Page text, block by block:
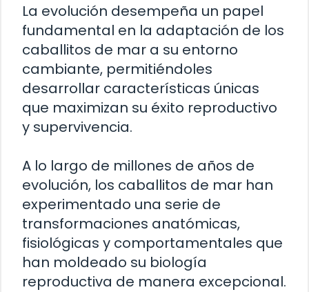
La evolución desempeña un papel
fundamental en la adaptación de los
caballitos de mar a su entorno
cambiante, permitiéndoles
desarrollar características únicas
que maximizan su éxito reproductivo
y supervivencia.
A lo largo de millones de años de
evolución, los caballitos de mar han
experimentado una serie de
transformaciones anatómicas,
fisiológicas y comportamentales que
han moldeado su biología
reproductiva de manera excepcional.